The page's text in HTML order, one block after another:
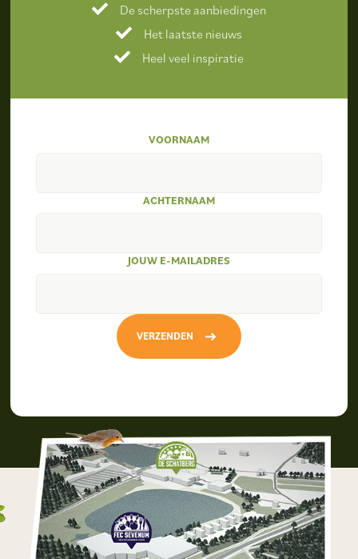
De scherpste aanbiedingen
Het laatste nieuws
Heel veel inspiratie
VOORNAAM
ACHTERNAAM
JOUW E-MAILADRES
VERZENDEN